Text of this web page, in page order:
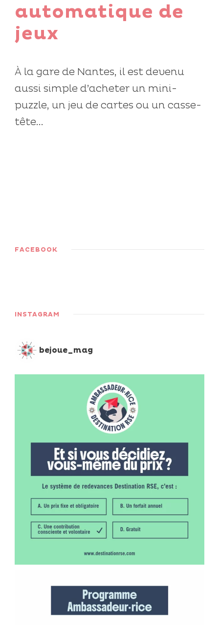
automatique de
jeux
À la gare de Nantes, il est devenu
aussi simple d’acheter un mini-
puzzle, un jeu de cartes ou un casse-
tête...
FACEBOOK
INSTAGRAM
bejoue_mag